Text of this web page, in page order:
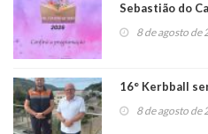
Sebastião do
8 de agosto de
16° Kerbball
8 de agosto de